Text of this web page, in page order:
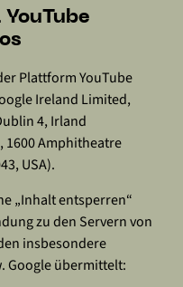
Plattform YouTube
Ireland Limited,
4, Irland
1600 Amphitheatre
USA).
„Inhalt entsperren“
zu den Servern von
insbesondere
Google übermittelt: